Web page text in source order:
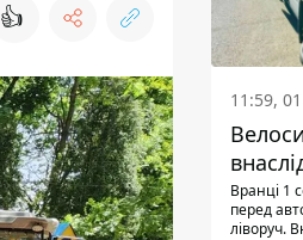
👍
11:59,
Вранці 1
перед
ліворуч.